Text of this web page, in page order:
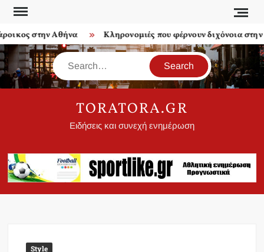
Skip
contentστην Αθήνα Κληρονομιές που φέρνουν διχόνοια στην
Search
TORATORA.GR
Ειδήσεις και συνεχή ενημέρωση
Style